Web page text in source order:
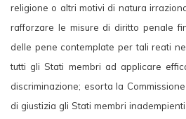
religione o altri motivi di natura
rafforzare le misure di diritto penale
delle pene contemplate per tali reati
tutti gli Stati membri ad applicare
discriminazione; esorta la
di giustizia gli Stati membri